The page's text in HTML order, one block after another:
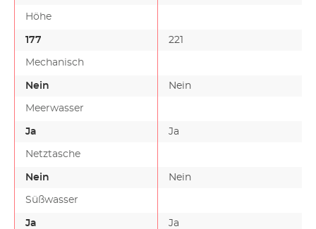
Höhe
177 221
Mechanisch
Nein Nein
Meerwasser
Ja Ja
Netztasche
Nein Nein
Süßwasser
Ja Ja